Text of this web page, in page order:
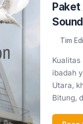
Paket
Tim
ibadah
Utara,
Bitung,